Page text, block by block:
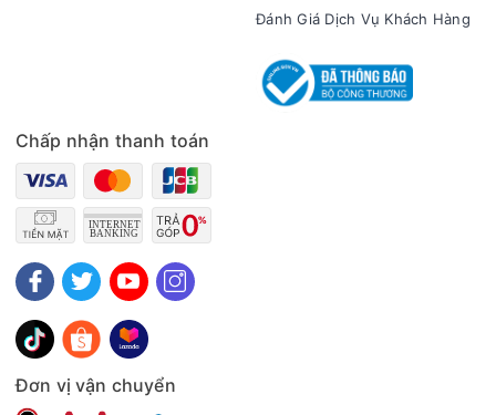
Lưỡi dao inox 304 sắc bén
Lưỡi dao được làm bằng inox 304 sáng bóng, vô cùng sắc
bén dễ dàng xay nhuyễn thịt, rau rủ, đồ khô. Lưỡi dao cũng
có thể dễ dàng tháo rời và vệ sinh sau mỗi lần sử dụng.
Đánh Giá Dịch Vụ Khách Hàng
Chấp nhận thanh toán
Đơn vị vận chuyển